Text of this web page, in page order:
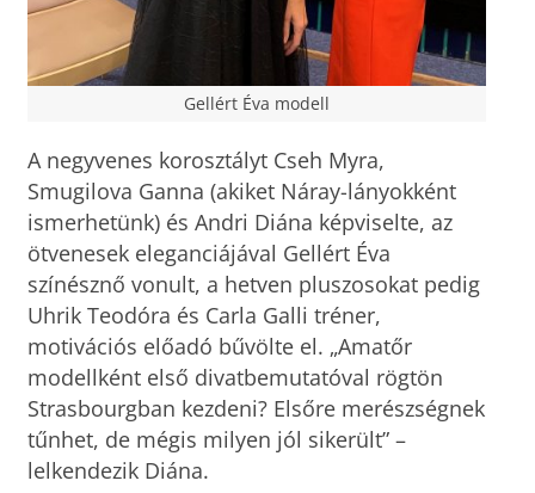
Gellért Éva modell
A negyvenes korosztályt Cseh Myra,
Smugilova Ganna (akiket Náray-lányokként
ismerhetünk) és Andri Diána képviselte, az
ötvenesek eleganciájával Gellért Éva
színésznő vonult, a hetven pluszosokat pedig
Uhrik Teodóra és Carla Galli tréner,
motivációs előadó bűvölte el. „Amatőr
modellként első divatbemutatóval rögtön
Strasbourgban kezdeni? Elsőre merészségnek
tűnhet, de mégis milyen jól sikerült” –
lelkendezik Diána.